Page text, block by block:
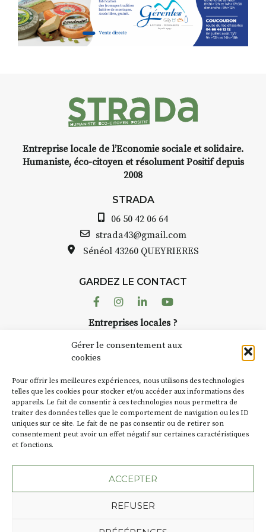
Gérer le consentement aux
cookies
Pour offrir les meilleures expériences, nous utilisons des technologies
telles que les cookies pour stocker et/ou accéder aux informations des
appareils. Le fait de consentir à ces technologies nous permettra de
traiter des données telles que le comportement de navigation ou les ID
uniques sur ce site. Le fait de ne pas consentir ou de retirer son
consentement peut avoir un effet négatif sur certaines caractéristiques
et fonctions.
ACCEPTER
REFUSER
Programmée en off du festival
d’Auzon, cette expo-
installation temporaire vous
INTERVIEW
avez ouvert une galerie à
Auzon…
Bernard TURLE Le Fumoir n’est
pas une galerie permanente.
AuzonToujours organise
dans le village. Des artistes et
caves, les granges d’Auzon. Le
Fumoir est l’un de ces espaces
d’autres activités culturelles de
la Petite Cité de Caractère. Par
exemple, l’installationCochon
Charbons’inscrit comme en
« off » du festival d’Auzon 2026
SA D’où vient le nom :Fumoir?
BT C’est le terme employé dans
les actes de propriété du lieu.
Entreprise locale de l’Economie sociale et solidaire.
Humaniste, éco-citoyen et résolument Positif depuis
2008
STRADA
06 50 42 06 64
strada43@gmail.com
Sénéol 43260 QUEYRIERES
GARDEZ LE CONTACT
FacebookInstagram
LinkedinYoutube
Entreprises locales ?
Suivez toute l'actu de Strada